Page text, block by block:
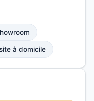
à domicile